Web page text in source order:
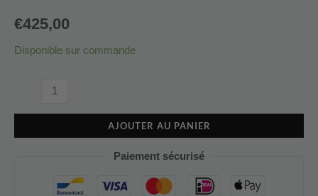
€425,00
Disponible sur commande
AJOUTER AU PANIER
Paiement sécurisé